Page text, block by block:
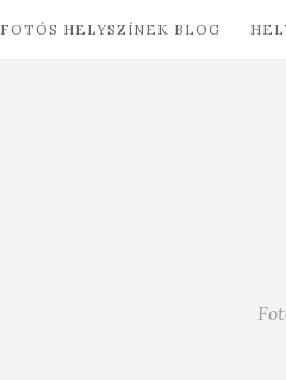
FOTÓS HELYSZÍNEK BLOG